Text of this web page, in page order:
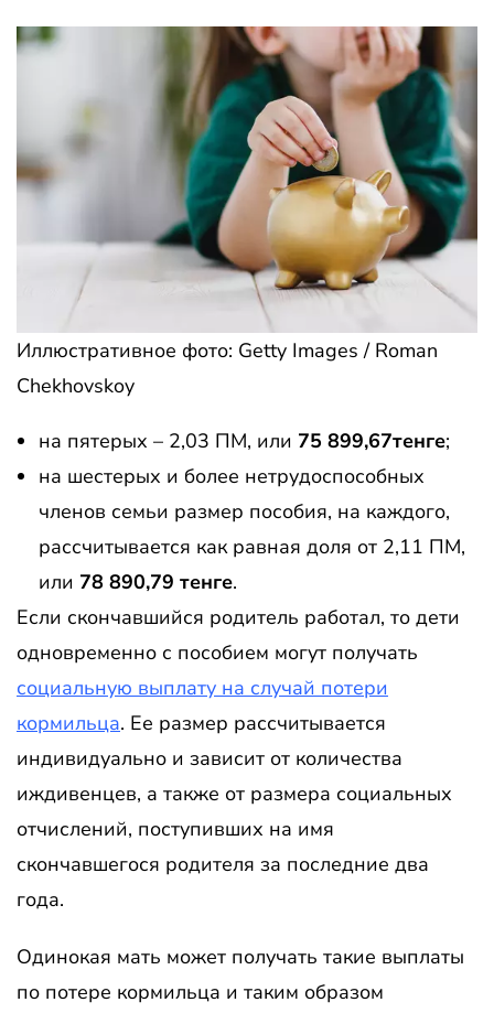
Иллюстративное фото: Getty Images / Roman
Chekhovskoy
на пятерых – 2,03 ПМ, или 75 899,67тенге;
на шестерых и более нетрудоспособных
членов семьи размер пособия, на каждого,
рассчитывается как равная доля от 2,11 ПМ,
или 78 890,79 тенге.
Если скончавшийся родитель работал, то дети
одновременно с пособием могут получать
социальную выплату на случай потери
кормильца. Ее размер рассчитывается
индивидуально и зависит от количества
иждивенцев, а также от размера социальных
отчислений, поступивших на имя
скончавшегося родителя за последние два
года.
Одинокая мать может получать такие выплаты
по потере кормильца и таким образом